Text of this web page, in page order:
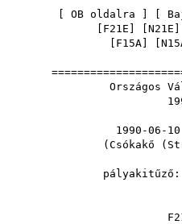
OB oldalra
F21E N21E
F15A
Országos
1990-06-10
(Csókakő
pályakitűző: